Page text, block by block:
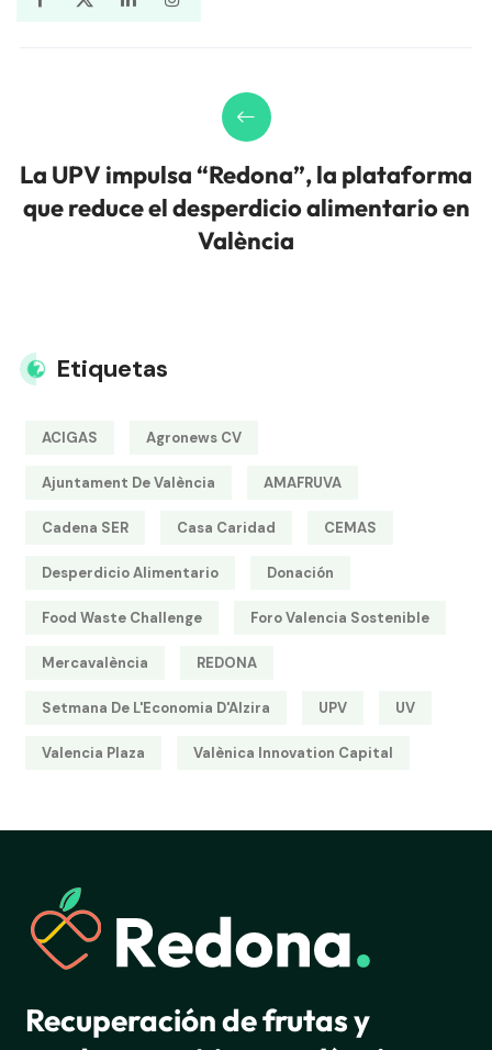
La UPV impulsa “Redona”, la plataforma
que reduce el desperdicio alimentario en
València
Etiquetas
ACIGAS Agronews CV
Ajuntament De València AMAFRUVA
Cadena SER Casa Caridad CEMAS
Desperdicio Alimentario Donación
Food Waste Challenge Foro Valencia Sostenible
Mercavalència REDONA
Setmana De L'Economia D'Alzira UPV UV
Valencia Plaza Valènica Innovation Capital
Recuperación de frutas y